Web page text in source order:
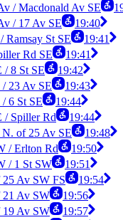
/ Macdonald Av SE
/ 17 Av SE
19:40
Ramsay St SE
19:41
Rd SE
19:41
/ 8 St SE
19:42
23 Av SE
19:43
6 St SE
19:44
/ Spiller Rd
19:44
N. of 25 Av SE
19:48
/ Erlton Rd
19:50
/ 1 St SW
19:51
Av SW FS
19:54
Av SW
19:56
Av SW
19:57